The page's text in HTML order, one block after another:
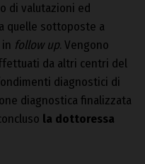
di valutazioni ed
quelle sottoposte a
follow up. Vengono
da altri centri del
diagnostici di
diagnostica finalizzata
la dottoressa